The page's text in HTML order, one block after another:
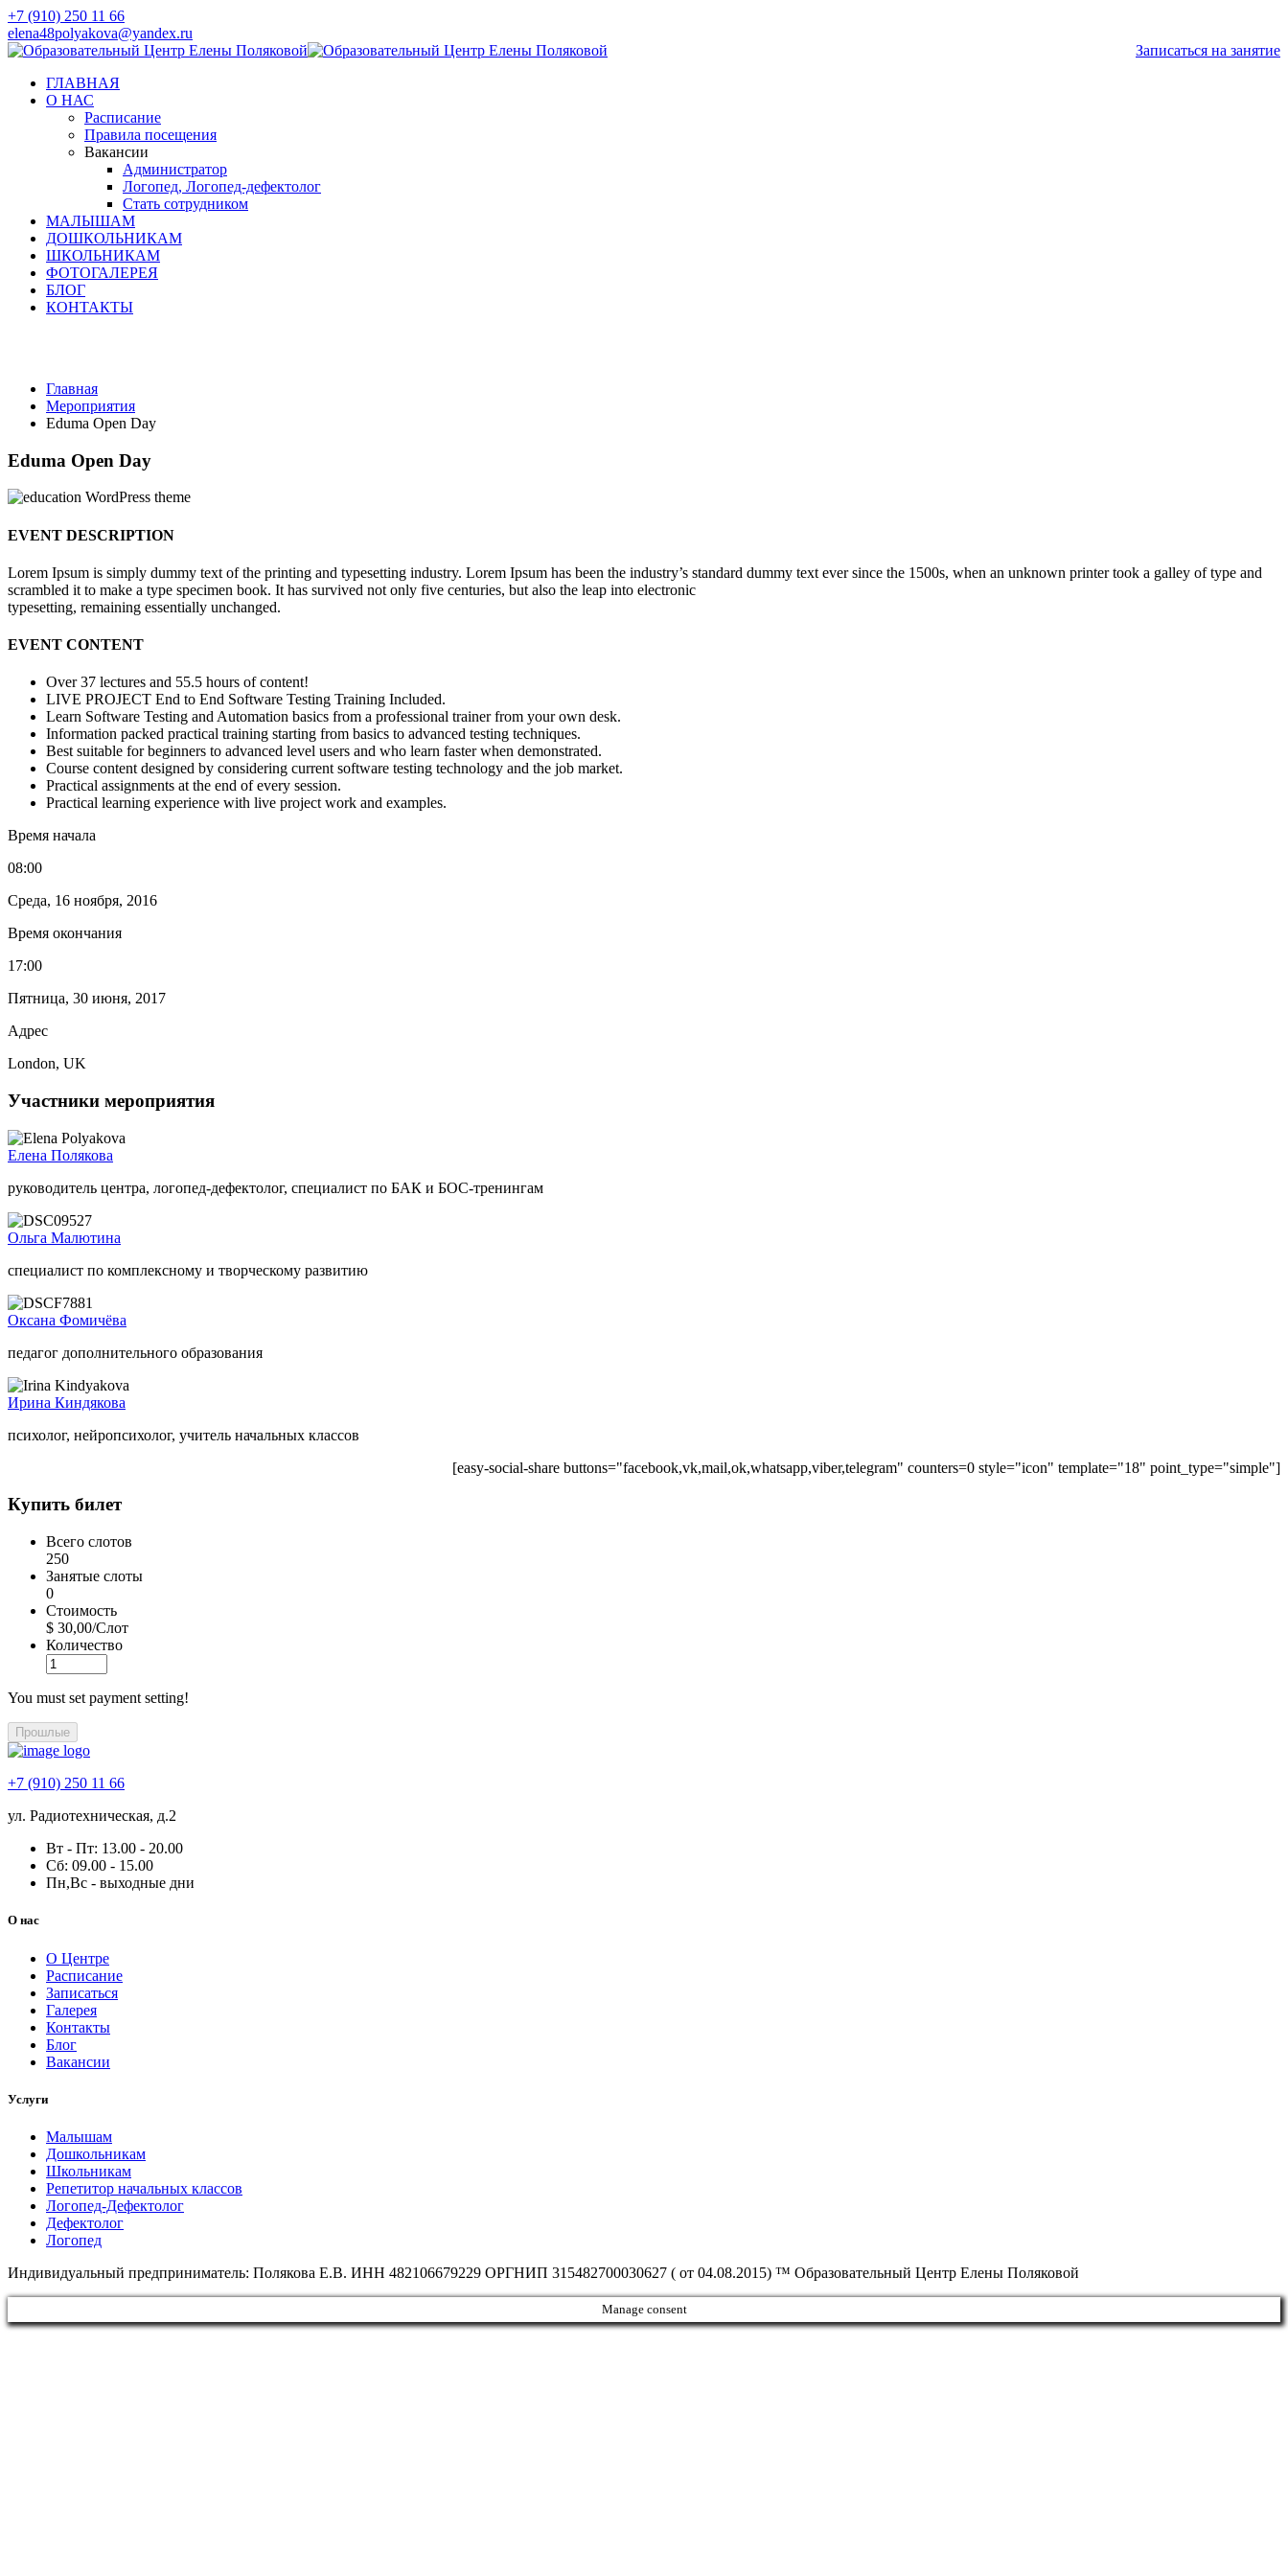
+7 (910) 250 11 66
elena48polyakova@yandex.ru
Записаться на занятие
ГЛАВНАЯ
О НАС
Расписание
Правила посещения
Вакансии
Администратор
Логопед, Логопед-дефектолог
Стать сотрудником
МАЛЫШАМ
ДОШКОЛЬНИКАМ
ШКОЛЬНИКАМ
ФОТОГАЛЕРЕЯ
БЛОГ
КОНТАКТЫ
Главная
Мероприятия
Eduma Open Day
Eduma Open Day
EVENT DESCRIPTION
Lorem Ipsum is simply dummy text of the printing and typesetting industry. Lorem Ipsum has been the industry’s standard dummy text ever since the 1500s, when an unknown printer took a galley of type and
scrambled it to make a type specimen book. It has survived not only five centuries, but also the leap into electronic
typesetting, remaining essentially unchanged.
EVENT CONTENT
Over 37 lectures and 55.5 hours of content!
LIVE PROJECT End to End Software Testing Training Included.
Learn Software Testing and Automation basics from a professional trainer from your own desk.
Information packed practical training starting from basics to advanced testing techniques.
Best suitable for beginners to advanced level users and who learn faster when demonstrated.
Course content designed by considering current software testing technology and the job market.
Practical assignments at the end of every session.
Practical learning experience with live project work and examples.
Время начала
08:00
Среда, 16 ноября, 2016
Время окончания
17:00
Пятница, 30 июня, 2017
Адрес
London, UK
Участники мероприятия
Елена Полякова
руководитель центра, логопед-дефектолог, специалист по БАК и БОС-тренингам
Ольга Малютина
специалист по комплексному и творческому развитию
Оксана Фомичёва
педагог дополнительного образования
Ирина Киндякова
психолог, нейропсихолог, учитель начальных классов
[easy-social-share buttons="facebook,vk,mail,ok,whatsapp,viber,telegram" counters=0 style="icon" template="18" point_type="simple"]
Купить билет
Всего слотов
250
Занятые слоты
0
Стоимость
$ 30,00/Слот
Количество
You must set payment setting!
Прошлые
+7 (910) 250 11 66
ул. Радиотехническая, д.2
Вт - Пт: 13.00 - 20.00
Сб: 09.00 - 15.00
Пн,Вс - выходные дни
О нас
О Центре
Расписание
Записаться
Галерея
Контакты
Блог
Вакансии
Услуги
Малышам
Дошкольникам
Школьникам
Репетитор начальных классов
Логопед-Дефектолог
Дефектолог
Логопед
Индивидуальный предприниматель: Полякова Е.В. ИНН 482106679229 ОРГНИП 315482700030627 ( от 04.08.2015) ™ Образовательный Центр Елены Поляковой
Manage consent